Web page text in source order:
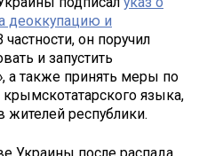
деоккупацию и
частности, он поручил
и запустить
а также принять меры по
языка,
жителей республики.